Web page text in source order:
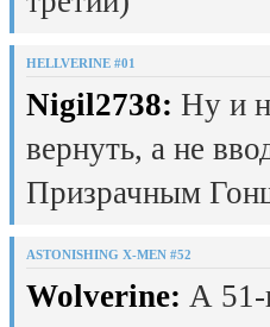
HELLVERINE #01
Nigil2738: Ну и
вернуть, а не
Призрачным
ASTONISHING X-MEN #52
Wolverine: А 51-